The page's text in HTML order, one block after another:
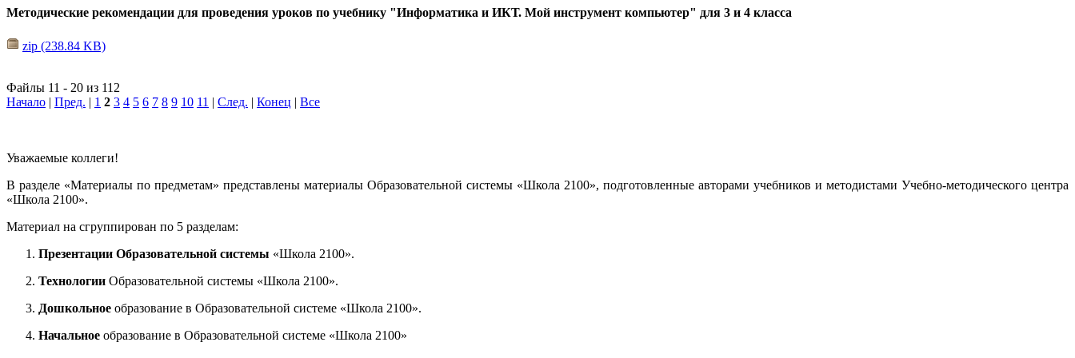
Методические рекомендации для проведения уроков по учебнику "Информатика и ИКТ. Мой инструмент компьютер" для 3 и 4 класса
zip (238.84 KB)
Файлы 11 - 20 из 112
Начало | Пред. | 1 2 3 4 5 6 7 8 9 10 11 | След. | Конец | Все
Уважаемые коллеги!
В разделе «Материалы по предметам» представлены материалы Образовательной системы «Школа 2100», подготовленные авторами учебников и методистами Учебно-методического центра
«Школа 2100».
Материал на сгруппирован по 5 разделам:
Презентации Образовательной системы «Школа 2100».
Технологии Образовательной системы «Школа 2100».
Дошкольное образование в Образовательной системе «Школа 2100».
Начальное образование в Образовательной системе «Школа 2100»